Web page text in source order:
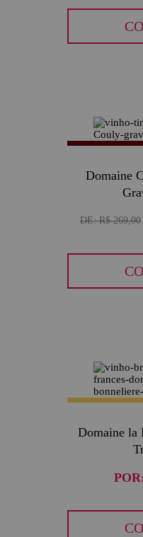
Domaine
DE:R$ 269,00
Domaine la